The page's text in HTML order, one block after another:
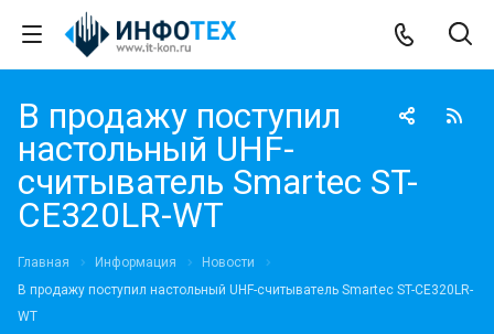
В продажу поступил
настольный UHF-
считыватель Smartec ST-
CE320LR-WT
Главная Информация
Новости
В продажу поступил настольный UHF-считыватель Smartec ST-CE320LR-
WT